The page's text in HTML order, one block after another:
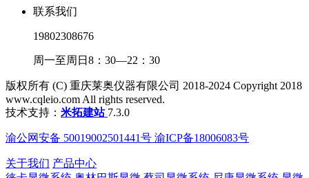
联系我们
19802308676
周一至周日8：30—22：30
版权所有 (C) 重庆莱奥仪器有限公司 2018-2024 Copyright 2018
www.cqleio.com All rights reserved.
技术支持： 米拓建站 7.3.0
渝公网安备 50019002501441号 渝ICP备18006083号
关于我们 产品中心